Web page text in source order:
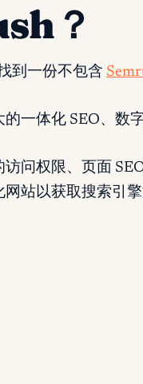
？
到一份不包含
一体化 SEO、数
问权限、页面
站以获取搜索引擎